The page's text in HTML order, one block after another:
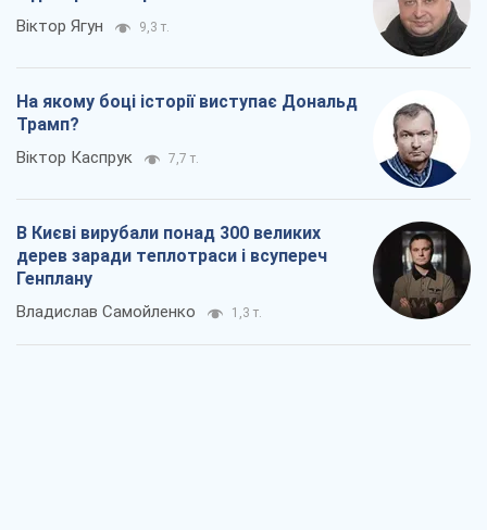
Віктор Ягун 9,3 т.
На якому боці історії виступає Дональд
Трамп?
Віктор Каспрук 7,7 т.
В Києві вирубали понад 300 великих
дерев заради теплотраси і всупереч
Генплану
Владислав Самойленко 1,3 т.